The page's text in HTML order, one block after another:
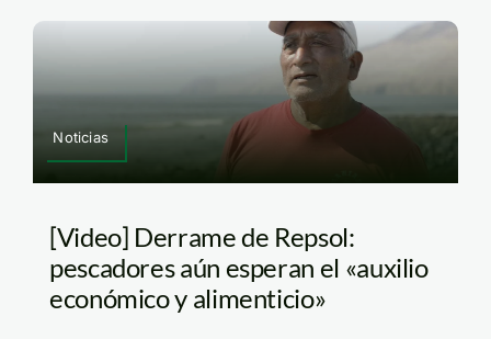
Noticias
[Video] Derrame de Repsol:
pescadores aún esperan el «auxilio
económico y alimenticio»